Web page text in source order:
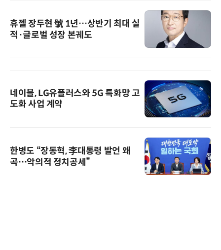
휴젤 장두현 號 1년…상반기 최대 실
적·글로벌 성장 본궤도
네이블, LG유플러스와 5G 특화망 고
도화 사업 계약
한병도 “장동혁, 李대통령 발언 왜
곡…악의적 정치공세”